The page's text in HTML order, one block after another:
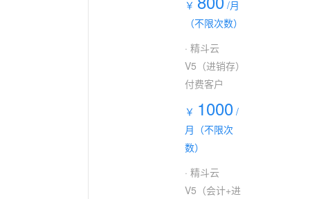
￥
/月
（不限次数）
· 精斗云
V5（进销存）
付费客户
￥ 1000 /
月（不限次
数）
· 精斗云
V5（会计+进